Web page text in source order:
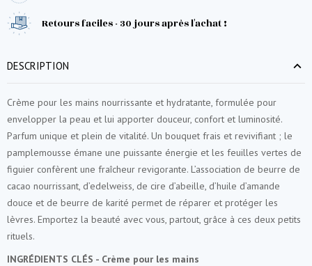
Retours faciles - 30 jours après l'achat !
DESCRIPTION
Crème pour les mains nourrissante et hydratante, formulée pour
envelopper la peau et lui apporter douceur, confort et luminosité.
Parfum unique et plein de vitalité. Un bouquet frais et revivifiant ; le
pamplemousse émane une puissante énergie et les feuilles vertes de
figuier confèrent une fraîcheur revigorante. L’association de beurre de
cacao nourrissant, d’edelweiss, de cire d’abeille, d’huile d’amande
douce et de beurre de karité permet de réparer et protéger les
lèvres. Emportez la beauté avec vous, partout, grâce à ces deux petits
rituels.
INGRÉDIENTS CLÉS - Crème pour les mains